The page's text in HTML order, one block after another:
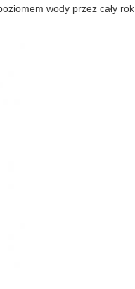
wody przez cały rok.